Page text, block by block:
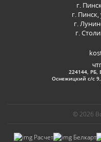
г.
г.
г.
г.
224144, РБ,
Оснежицкий с/с
© 2026